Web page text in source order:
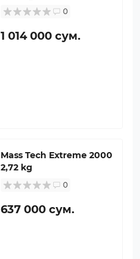
0
1 014 000 сум.
Mass Tech Extreme 2000
2,72 kg
0
637 000 сум.